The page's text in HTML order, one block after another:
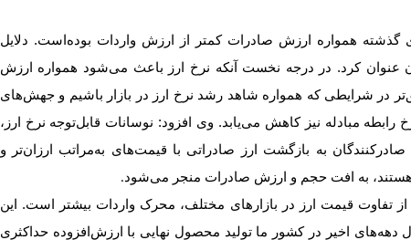
همواره ارزش صادرات کمتر از ارزش واردات بوده‌است. دلایل
عنوان کرد. در درجه نخست آنکه نرخ ارز باعث می‌شود همواره ارزش
در شرایطی که همواره شاهد رشد نرخ ارز در بازار باشیم و جهش‌‌‌‌‌های
مبادله نیز کاهش می‌‌‌‌‌یابد. وی افزود: نوسانات قابل‌توجه نرخ ارز،
به بازگشت ارز صادراتی با قیمت‌های به‌‌‌‌‌مراتب ارزان‌تر و
به افت حجم و ارزش صادرات منجر می‌شود.
تفاوت قیمت ارز در بازارهای مختلف، محرک واردات بیشتر است. این
اخیر در کشور ما تولید محصول نهایی با ارزش‌افزوده حداکثری